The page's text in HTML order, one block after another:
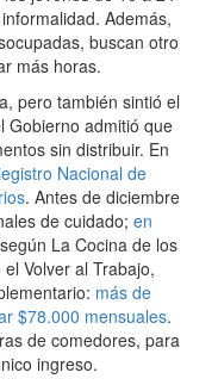
Además,
buscan otro
más horas.
pero también sintió el
Gobierno admitió que
sin distribuir. En
Nacional de
. Antes de diciembre
de cuidado; en
La Cocina de los
Volver al Trabajo,
más de
$78.000 mensuales.
de comedores, para
ingreso.